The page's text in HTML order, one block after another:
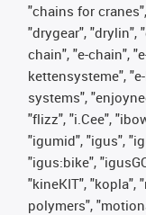
"chains for
"drygear", "drylin",
chain", "e-chain",
kettensysteme",
systems",
"flizz", "i.Cee",
"igumid", "igus",
"igus:bike",
"kineKIT", "kopla",
polymers",